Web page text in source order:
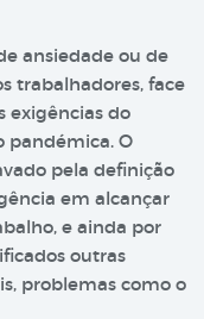
ansiedade ou de
trabalhadores, face
exigências do
pandémica. O
pela definição
em alcançar
e ainda por
outras
problemas como o